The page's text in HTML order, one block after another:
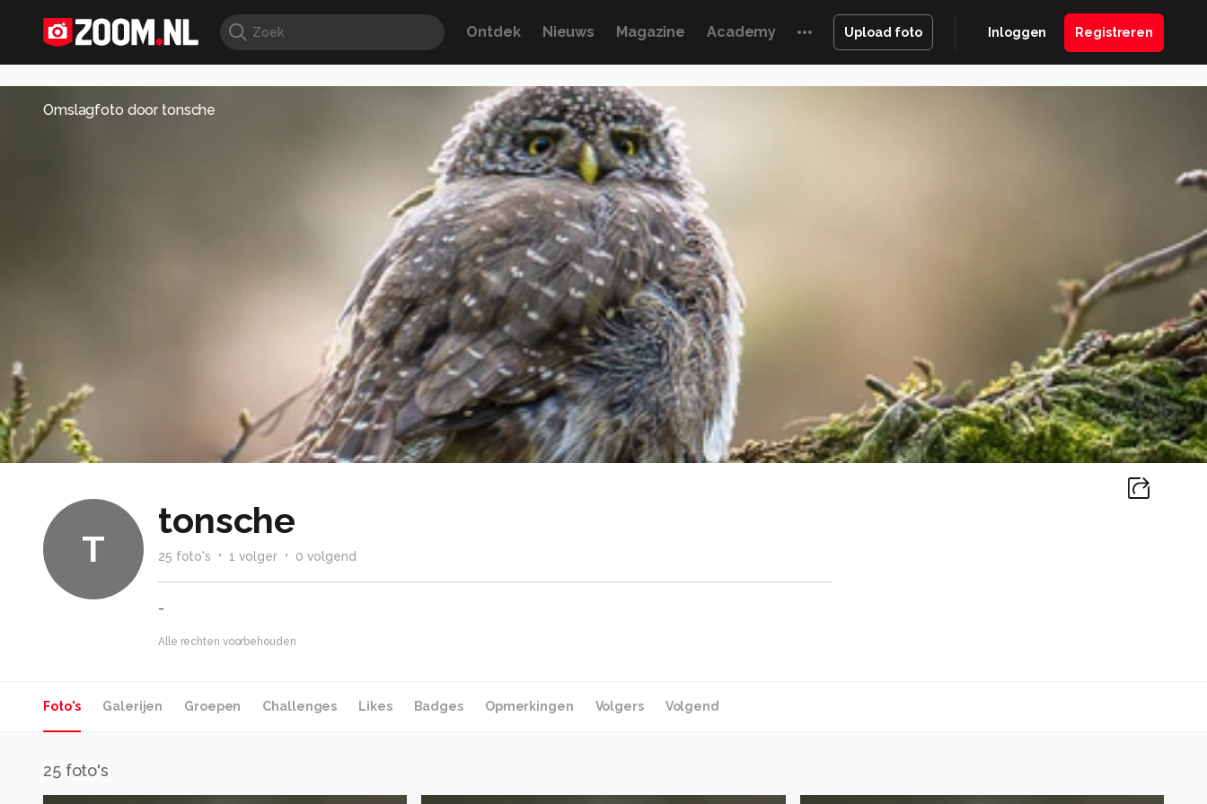
Ontdek Nieuws Magazine Academy Upload foto Inloggen Registreren
Omslagfoto door tonsche
T
tonsche
25 foto's 1 volger 0 volgend
-
Alle rechten voorbehouden
Foto's Galerijen Groepen Challenges Likes Badges Opmerkingen Volgers Volgend
25 foto's